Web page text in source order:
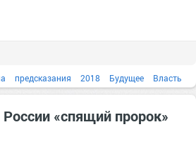
предсказания 2018 Будущее Власть
«спящий пророк»